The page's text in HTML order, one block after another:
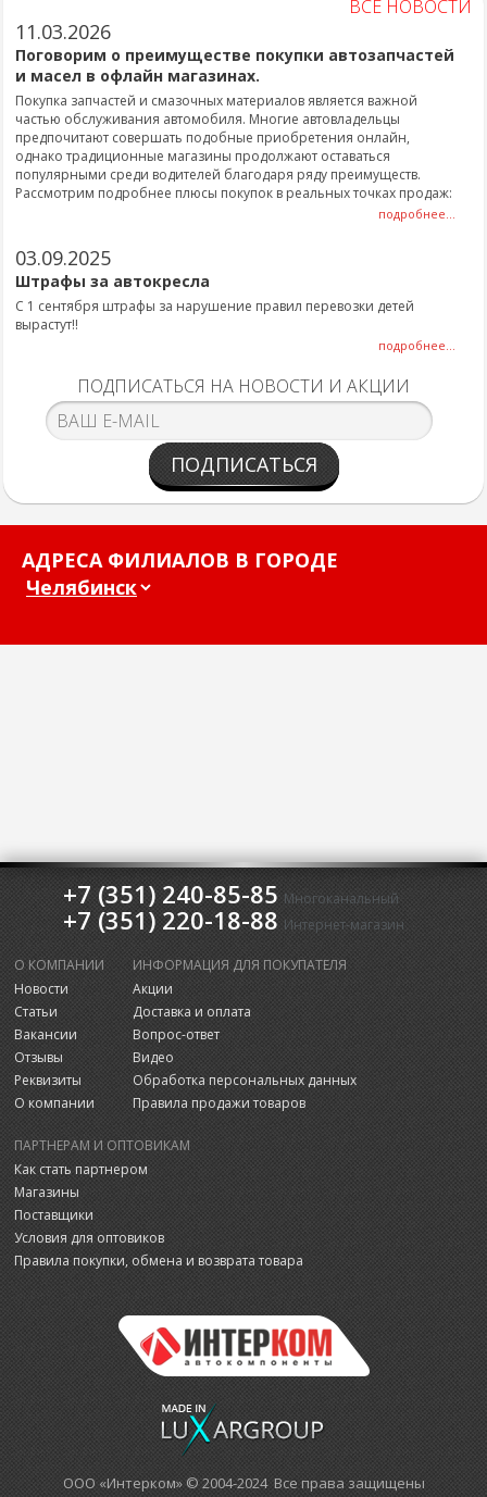
ВСЕ НОВОСТИ
11.03.2026
Поговорим о преимуществе покупки автозапчастей
и масел в офлайн магазинах.
Покупка запчастей и смазочных материалов является важной
частью обслуживания автомобиля. Многие автовладельцы
предпочитают совершать подобные приобретения онлайн,
однако традиционные магазины продолжают оставаться
популярными среди водителей благодаря ряду преимуществ.
Рассмотрим подробнее плюсы покупок в реальных точках продаж:
подробнее...
03.09.2025
Штрафы за автокресла
С 1 сентября штрафы за нарушение правил перевозки детей
вырастут!!
подробнее...
ПОДПИСАТЬСЯ НА НОВОСТИ И АКЦИИ
ПОДПИСАТЬСЯ
АДРЕСА ФИЛИАЛОВ В ГОРОДЕ
+7 (351) 240-85-85 Многоканальный
+7 (351) 220-18-88 Интернет-магазин
О КОМПАНИИ
Новости
Статьи
Вакансии
Отзывы
Реквизиты
О компании
ИНФОРМАЦИЯ ДЛЯ ПОКУПАТЕЛЯ
Акции
Доставка и оплата
Вопрос-ответ
Видео
Обработка персональных данных
Правила продажи товаров
ПАРТНЕРАМ И ОПТОВИКАМ
Как стать партнером
Магазины
Поставщики
Условия для оптовиков
Правила покупки, обмена и возврата товара
ООО «Интерком» © 2004-2024 Все права защищены